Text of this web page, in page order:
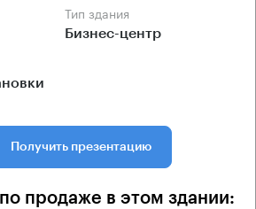
Тип здания
Бизнес-центр
Получить презентацию
продаже в этом здании: